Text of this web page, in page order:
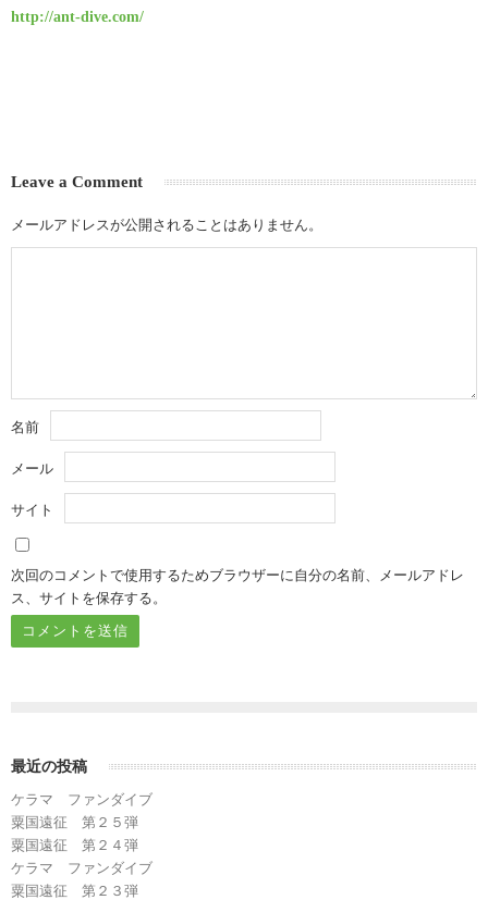
http://ant-dive.com/
Leave a Comment
メールアドレスが公開されることはありません。
名前
メール
サイト
次回のコメントで使用するためブラウザーに自分の名前、メールアドレ
ス、サイトを保存する。
最近の投稿
ケラマ ファンダイブ
粟国遠征 第２５弾
粟国遠征 第２４弾
ケラマ ファンダイブ
粟国遠征 第２３弾